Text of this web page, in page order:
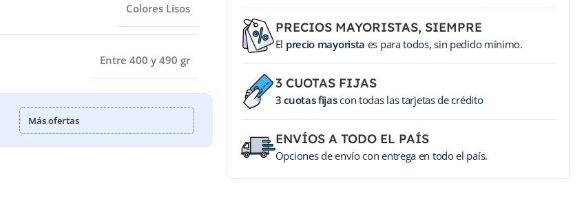
Colores Lisos
Entre 400 y 490 gr
Más ofertas
PRECIOS MAYORISTAS, SIEMPRE
El precio mayorista es para todos, sin pedido mínimo.
3 CUOTAS FIJAS
3 cuotas fijascon todas las tarjetas de crédito
ENVÍOS A TODO EL PAÍS
Opciones de envío con entrega en todo el país.